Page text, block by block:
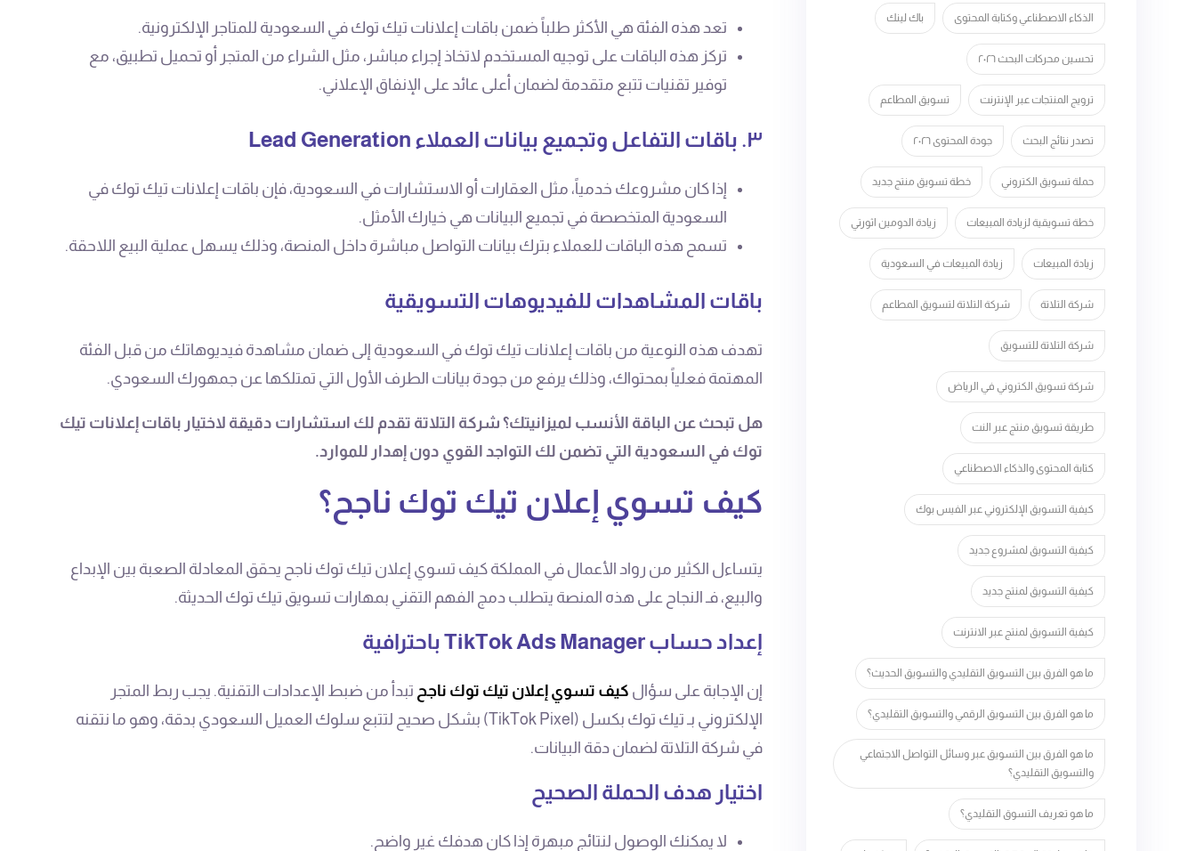
تعد هذه الفئة هي الأكثر طلباً ضمن باقات إعلانات تيك توك في السعودية للمتاجر الإلكترونية.
تركز هذه الباقات على توجيه المستخدم لاتخاذ إجراء مباشر، مثل الشراء من المتجر أو تحميل تطبيق، مع
توفير تقنيات تتبع متقدمة لضمان أعلى عائد على الإنفاق الإعلاني.
٣. باقات التفاعل وتجميع بيانات العملاء Lead Generation
إذا كان مشروعك خدمياً، مثل العقارات أو الاستشارات في السعودية، فإن باقات إعلانات تيك توك في
السعودية المتخصصة في تجميع البيانات هي خيارك الأمثل.
تسمح هذه الباقات للعملاء بترك بيانات التواصل مباشرة داخل المنصة، وذلك يسهل عملية البيع اللاحقة.
باقات المشاهدات للفيديوهات التسويقية
تهدف هذه النوعية من باقات إعلانات تيك توك في السعودية إلى ضمان مشاهدة فيديوهاتك من قبل الفئة
المهتمة فعلياً بمحتواك، وذلك يرفع من جودة بيانات الطرف الأول التي تمتلكها عن جمهورك السعودي.
هل تبحث عن الباقة الأنسب لميزانيتك؟ شركة التلاتة تقدم لك استشارات دقيقة لاختيار باقات إعلانات تيك
توك في السعودية التي تضمن لك التواجد القوي دون إهدار للموارد.
كيف تسوي إعلان تيك توك ناجح؟
يتساءل الكثير من رواد الأعمال في المملكة كيف تسوي إعلان تيك توك ناجح يحقق المعادلة الصعبة بين الإبداع
والبيع، فـ النجاح على هذه المنصة يتطلب دمج الفهم التقني بمهارات تسويق تيك توك الحديثة.
إعداد حساب TikTok Ads Manager باحترافية
إن الإجابة على سؤال كيف تسوي إعلان تيك توك ناجح تبدأ من ضبط الإعدادات التقنية. يجب ربط المتجر
الإلكتروني بـ تيك توك بكسل (TikTok Pixel) بشكل صحيح لتتبع سلوك العميل السعودي بدقة، وهو ما نتقنه
في شركة التلاتة لضمان دقة البيانات.
اختيار هدف الحملة الصحيح
لا يمكنك الوصول لنتائج مبهرة إذا كان هدفك غير واضح.
الذكاء الاصطناعي وكتابة المحتوى باك لينك
تحسين محركات البحث ٢٠٢٦
ترويج المنتجات عبر الإنترنت تسويق المطاعم
تصدر نتائج البحث جودة المحتوى ٢٠٢٦
حملة تسويق الكتروني خطة تسويق منتج جديد
خطة تسويقية لزيادة المبيعات زيادة الدومين اثورتي
زيادة المبيعات زيادة المبيعات في السعودية
شركة التلاتة شركة التلاتة لتسويق المطاعم
شركة التلاتة للتسويق
شركة تسويق الكتروني في الرياض
طريقة تسويق منتج عبر النت
كتابة المحتوى والذكاء الاصطناعي
كيفية التسويق الإلكتروني عبر الفيس بوك
كيفية التسويق لمشروع جديد
كيفية التسويق لمنتج جديد
كيفية التسويق لمنتج عبر الانترنت
ما هو الفرق بين التسويق التقليدي والتسويق الحديث؟
ما هو الفرق بين التسويق الرقمي والتسويق التقليدي؟
ما هو الفرق بين التسويق عبر وسائل التواصل الاجتماعي
والتسويق التقليدي؟
ما هو تعريف التسوق التقليدي؟